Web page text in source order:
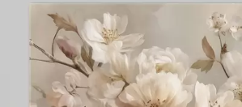
Premium
Iš19 .00€
Eco-Premium